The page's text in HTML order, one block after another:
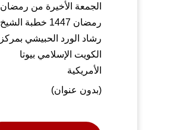
رمضان 1447 خطبة الشيخ
رشاد الورد الحبيشي بمركز
الكويت الإسلامي بيوتا
الأمريكية
(بدون عنوان)